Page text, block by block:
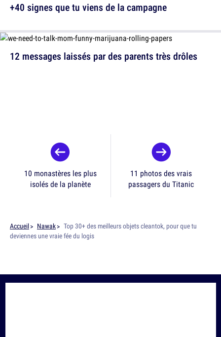
12 messages laissés par des parents très drôles
+40 signes que tu viens de la campagne
10 monastères les plus
isolés de la planète
11 photos des vrais
passagers du Titanic
Accueil Nawak
Top 30+ des meilleurs objets cleantok, pour que tu
deviennes une vraie fée du logis